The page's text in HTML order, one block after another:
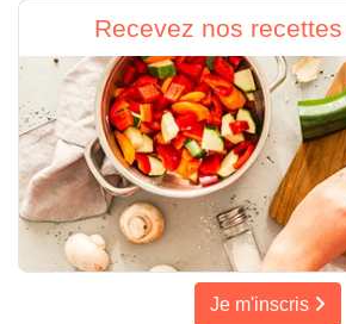
Recevez nos
Je m'inscris